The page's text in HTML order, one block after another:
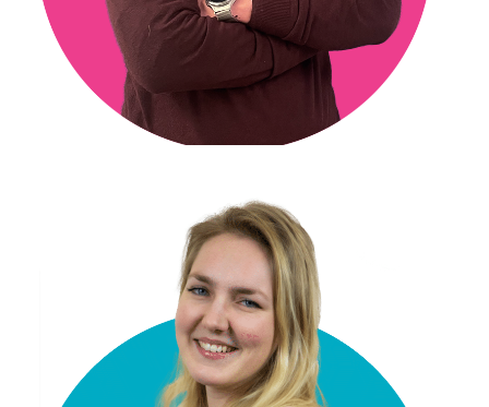
Medewerker secretariaat
r.crusio@vgct.nl